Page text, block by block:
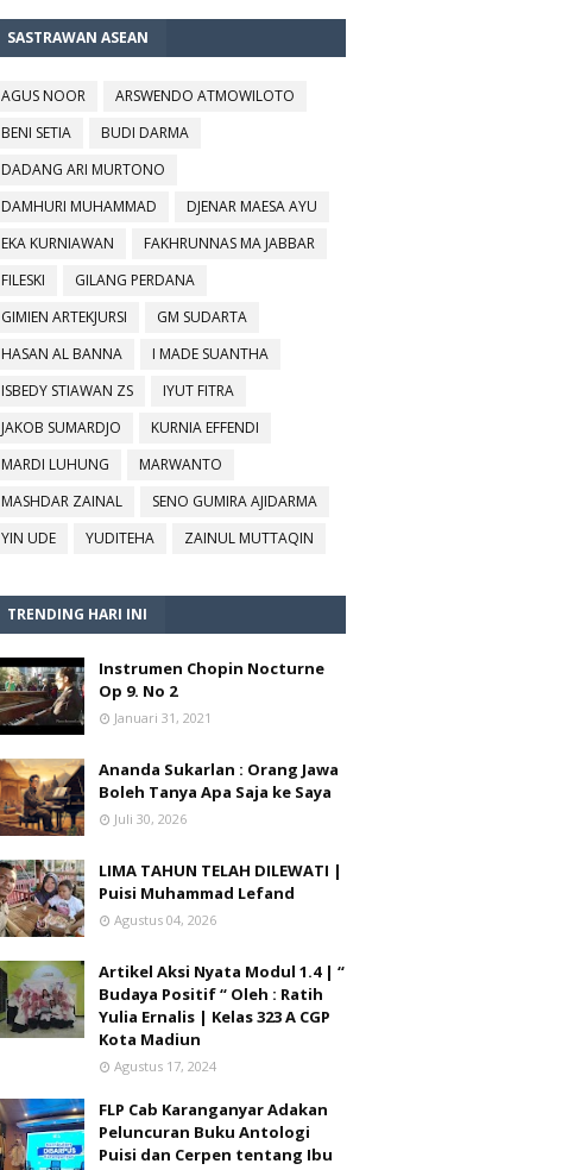
SASTRAWAN ASEAN
AGUS NOOR
ARSWENDO ATMOWILOTO
BENI SETIA
BUDI DARMA
DADANG ARI MURTONO
DAMHURI MUHAMMAD
DJENAR MAESA AYU
EKA KURNIAWAN
FAKHRUNNAS MA JABBAR
FILESKI
GILANG PERDANA
GIMIEN ARTEKJURSI
GM SUDARTA
HASAN AL BANNA
I MADE SUANTHA
ISBEDY STIAWAN ZS
IYUT FITRA
JAKOB SUMARDJO
KURNIA EFFENDI
MARDI LUHUNG
MARWANTO
MASHDAR ZAINAL
SENO GUMIRA AJIDARMA
YIN UDE
YUDITEHA ZAINUL MUTTAQIN
TRENDING HARI INI
Instrumen Chopin Nocturne
Op 9. No 2
Januari 31, 2021
Ananda Sukarlan : Orang Jawa
Boleh Tanya Apa Saja ke Saya
Juli 30, 2026
LIMA TAHUN TELAH DILEWATI |
Puisi Muhammad Lefand
Agustus 04, 2026
Artikel Aksi Nyata Modul 1.4 | “
Budaya Positif “ Oleh : Ratih
Yulia Ernalis | Kelas 323 A CGP
Kota Madiun
Agustus 17, 2024
FLP Cab Karanganyar Adakan
Peluncuran Buku Antologi
Puisi dan Cerpen tentang Ibu